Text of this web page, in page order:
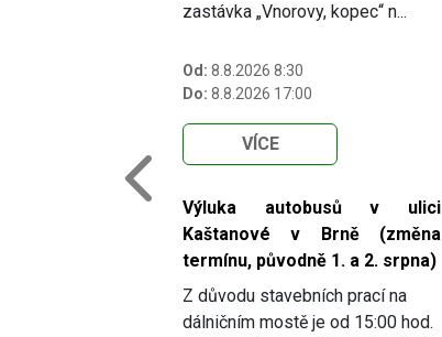
zastávka „Vnorovy, kopec“ n...
Od: 8.8.2026 8:30
Do: 8.8.2026 17:00
VÍCE
Výluka autobusů v ulici
Kaštanové v Brně (změna
termínu, původně 1. a 2. srpna)
Z důvodu stavebních prací na
dálničním mostě je od 15:00 hod.
Previous